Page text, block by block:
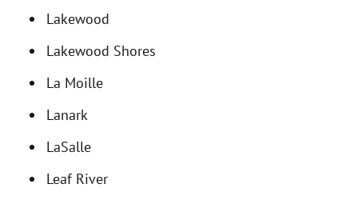
Lakewood
Lakewood Shores
La Moille
Lanark
LaSalle
Leaf River